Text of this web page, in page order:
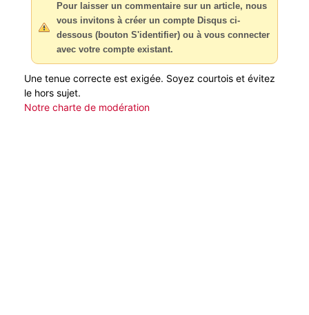
Pour laisser un commentaire sur un article, nous
vous invitons à créer un compte Disqus ci-
dessous (bouton S'identifier) ou à vous connecter
avec votre compte existant.
Une tenue correcte est exigée. Soyez courtois et évitez
le hors sujet.
Notre charte de modération